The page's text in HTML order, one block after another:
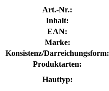
Art.-Nr.:
Inhalt:
EAN:
Marke:
Konsistenz/Darreichungsform:
Produktarten:
Hauttyp: